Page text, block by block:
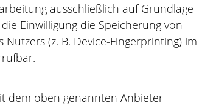
ausschließlich auf Grundlage
Einwilligung die Speicherung von
(z. B. Device-Fingerprinting) im
dem oben genannten Anbieter